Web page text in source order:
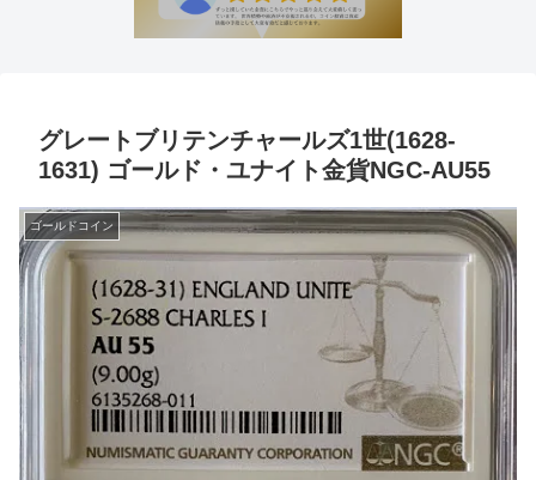
グレートブリテンチャールズ1世(1628-
1631) ゴールド・ユナイト金貨NGC-AU55
ゴールドコイン